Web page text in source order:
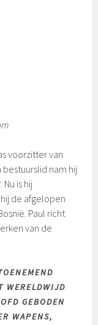
voorzitter van
bestuurslid nam hij
is hij
de afgelopen
Paul richt
van de
WERELDWIJD
GEBODEN
WAPENS,